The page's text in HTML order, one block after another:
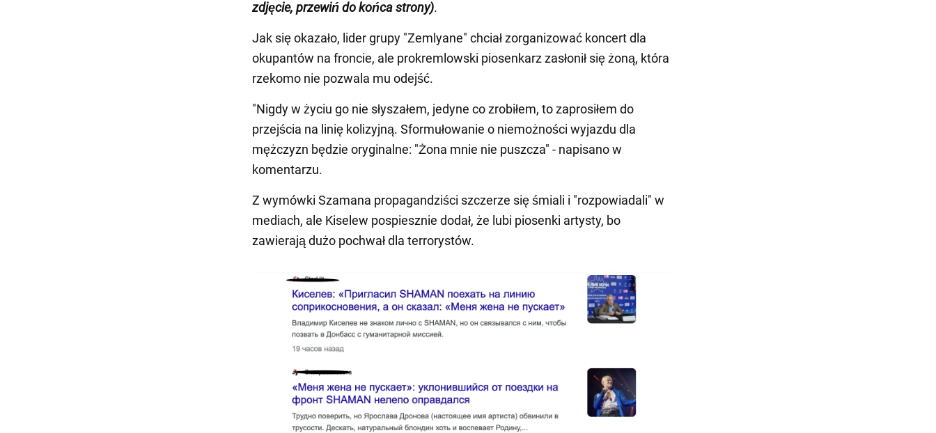
zdjęcie, przewiń do końca strony).
Jak się okazało, lider grupy "Zemlyane" chciał zorganizować koncert dla
okupantów na froncie, ale prokremlowski piosenkarz zasłonił się żoną, która
rzekomo nie pozwala mu odejść.
"Nigdy w życiu go nie słyszałem, jedyne co zrobiłem, to zaprosiłem do
przejścia na linię kolizyjną. Sformułowanie o niemożności wyjazdu dla
mężczyzn będzie oryginalne: "Żona mnie nie puszcza" - napisano w
komentarzu.
Z wymówki Szamana propagandziści szczerze się śmiali i "rozpowiadali" w
mediach, ale Kiselew pospiesznie dodał, że lubi piosenki artysty, bo
zawierają dużo pochwał dla terrorystów.